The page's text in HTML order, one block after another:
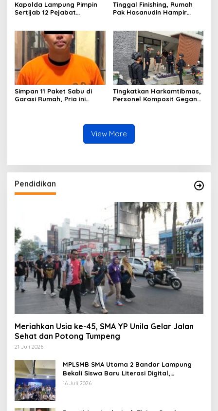
Kapolda Lampung Pimpin
Sertijab 12 Pejabat
Polri Presisi
Tinggal Finishing, Rumah
Pak Hasanudin Hampir
Membangun Desa)
Simpan 11 Paket Sabu di
Garasi Rumah, Pria ini
Tingkatkan Harkamtibmas,
Personel Komposit Gegana
Ibadah
View More
Pendidikan
Meriahkan Usia ke-45, SMA YP Unila Gelar Jalan
Sehat dan Potong Tumpeng
21 Juli 2026
MPLSMB SMA Utama 2 Bandar Lampung
Bekali Siswa Baru Literasi Digital,
Jurnalistik, dan Etika Bermedia Sosial
16 Juli 2026